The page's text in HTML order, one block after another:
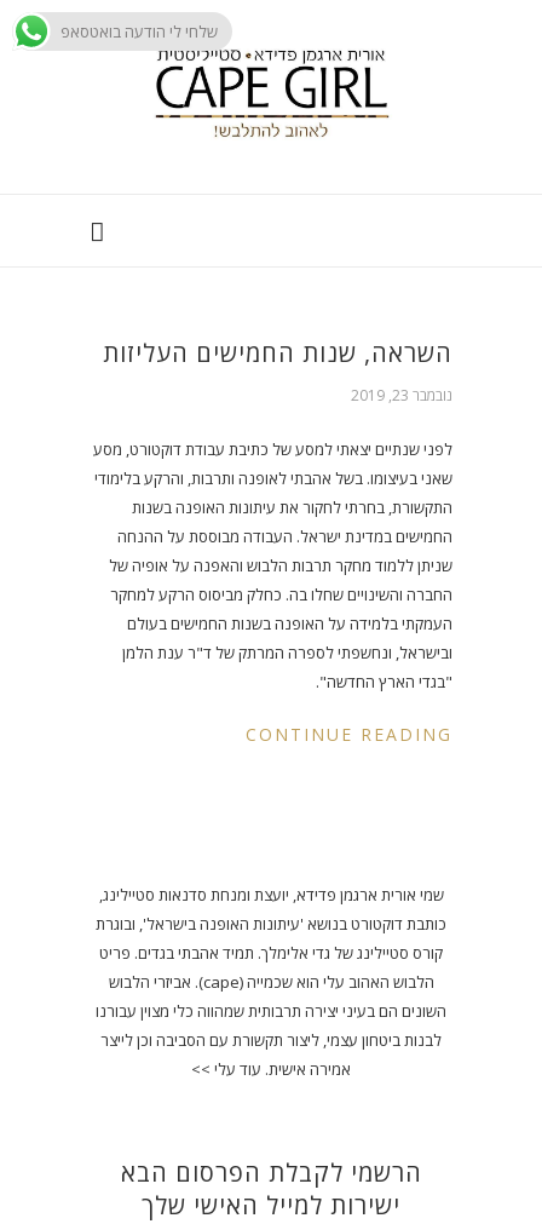
השראה, שנות החמישים העליזות
נובמבר 23, 2019
לפני שנתיים יצאתי למסע של כתיבת עבודת דוקטורט, מסע
שאני בעיצומו. בשל אהבתי לאופנה ותרבות, והרקע בלימודי
התקשורת, בחרתי לחקור את עיתונות האופנה בשנות
החמישים במדינת ישראל. העבודה מבוססת על ההנחה
שניתן ללמוד מחקר תרבות הלבוש והאפנה על אופיה של
החברה והשינויים שחלו בה. כחלק מביסוס הרקע למחקר
העמקתי בלמידה על האופנה בשנות החמישים בעולם
ובישראל, ונחשפתי לספרה המרתק של ד"ר ענת הלמן
"בגדי הארץ החדשה".
CONTINUE READING
שמי אורית ארגמן פדידא, יועצת ומנחת סדנאות סטיילינג,
כותבת דוקטורט בנושא 'עיתונות האופנה בישראל', ובוגרת
קורס סטיילינג של גדי אלימלך. תמיד אהבתי בגדים. פריט
הלבוש האהוב עלי הוא שכמייה (cape). אביזרי הלבוש
השונים הם בעיני יצירה תרבותית שמהווה כלי מצוין עבורנו
לבנות ביטחון עצמי, ליצור תקשורת עם הסביבה וכן לייצר
אמירה אישית. עוד עלי >>
הרשמי לקבלת הפרסום הבא
ישירות למייל האישי שלך
שלחי לי הודעה בואטסאפ